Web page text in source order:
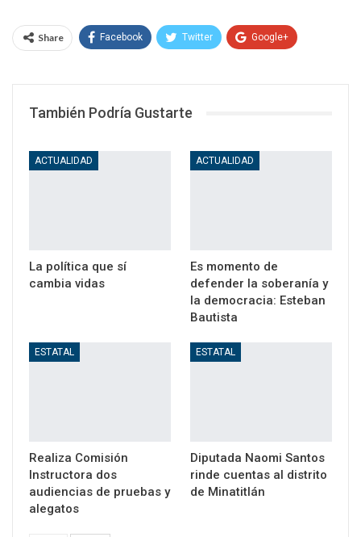
Share Facebook Twitter Google+
También Podría Gustarte
ACTUALIDAD
La política que sí
cambia vidas
ACTUALIDAD
Es momento de
defender la soberanía y
la democracia: Esteban
Bautista
ESTATAL
Realiza Comisión
Instructora dos
audiencias de pruebas y
alegatos
ESTATAL
Diputada Naomi Santos
rinde cuentas al distrito
de Minatitlán